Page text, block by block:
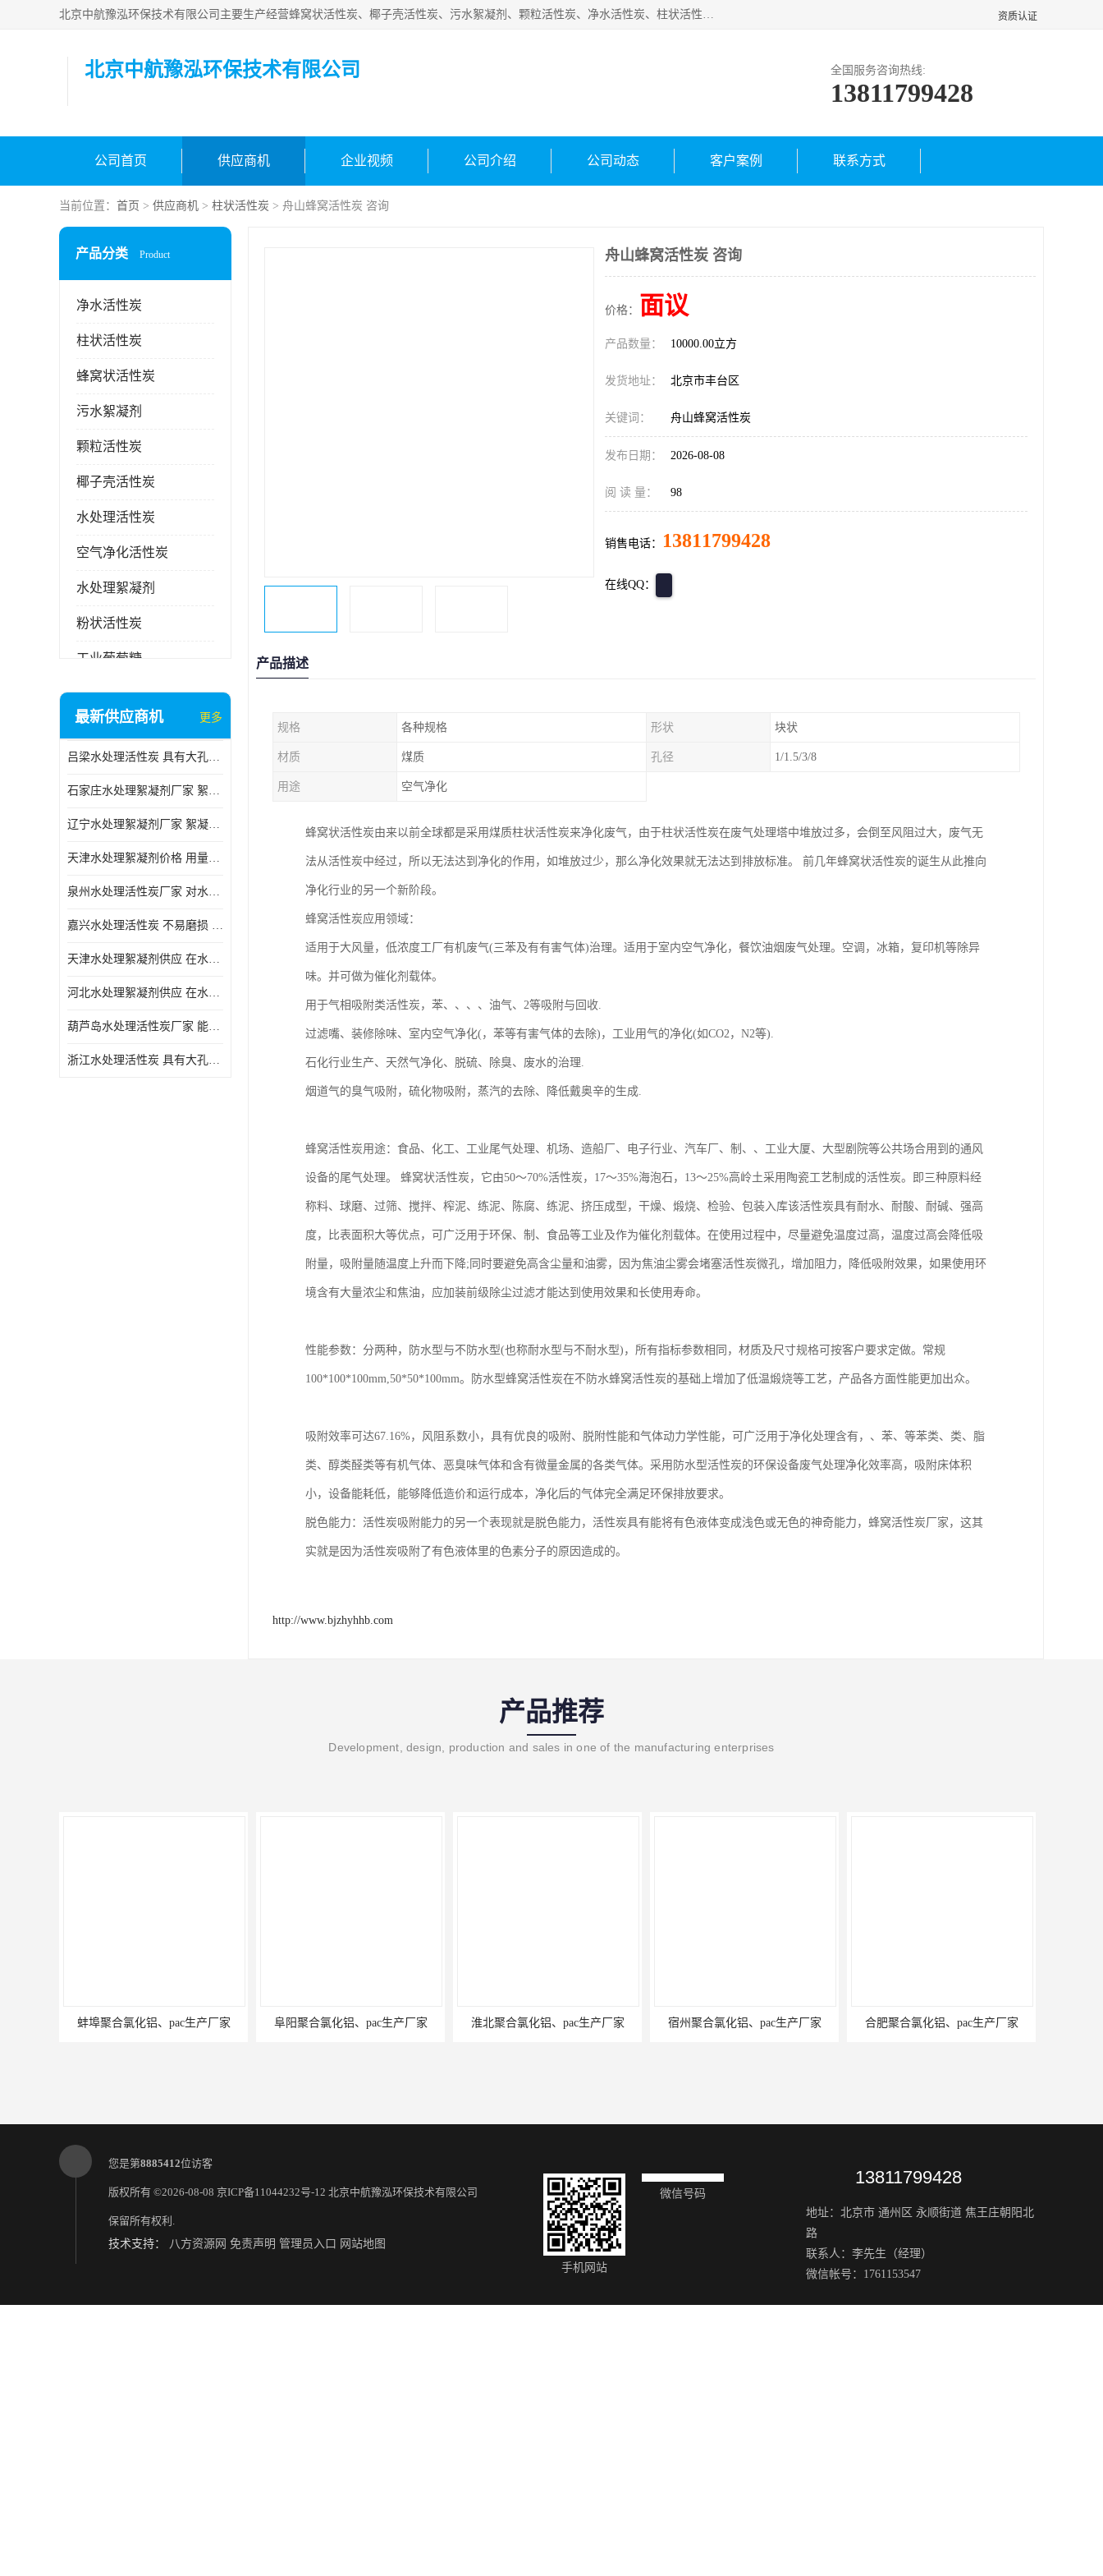
北京中航豫泓环保技术有限公司主要生产经营蜂窝状活性炭、椰子壳活性炭、污水絮凝剂、颗粒活性炭、净水活性炭、柱状活性炭等水处理和空气净化产品，品质信赖、服务保障。是您理想的合作伙伴。欢迎来电咨询！ 资质认证
北京中航豫泓环保技术有限公司 全国服务咨询热线:
13811799428
公司首页 供应商机 企业视频 公司介绍 公司动态 客户案例 联系方式
当前位置： 首页 > 供应商机 > 柱状活性炭 > 舟山蜂窝活性炭 咨询
产品分类 Product
净水活性炭
柱状活性炭
蜂窝状活性炭
污水絮凝剂
颗粒活性炭
椰子壳活性炭
水处理活性炭
空气净化活性炭
水处理絮凝剂
粉状活性炭
工业葡萄糖
废气处理活性炭
块状活性炭
最新供应商机 更多
吕梁水处理活性炭 具有大孔结构 适用于多种水处理工艺和需求
石家庄水处理絮凝剂厂家 絮凝速度快 便于后续的沉淀和过滤处理
辽宁水处理絮凝剂厂家 絮凝效果好 使水质得到明显的改善
天津水处理絮凝剂价格 用量相对较少 便于后续的沉淀和过滤处理
泉州水处理活性炭厂家 对水中的微小颗粒有较好的去除效果
嘉兴水处理活性炭 不易磨损 碎裂和粉化 能够吸附大分子有机物
天津水处理絮凝剂供应 在水中的稳定性较好 絮凝速度快
河北水处理絮凝剂供应 在水中的稳定性较好 用量相对较少
葫芦岛水处理活性炭厂家 能够吸附大分子有机物 可再生能力较强
浙江水处理活性炭 具有大孔结构 具有较高的吸附能力
舟山蜂窝活性炭 咨询
价格： 面议
产品数量： 10000.00立方
发货地址： 北京市丰台区
关键词： 舟山蜂窝活性炭
发布日期： 2026-08-08
阅 读 量： 98
销售电话： 13811799428
在线QQ：
产品描述
规格 各种规格 形状 块状
材质 煤质 孔径 1/1.5/3/8
用途 空气净化
蜂窝状活性炭由来以前全球都是采用煤质柱状活性炭来净化废气，由于柱状活性炭在废气处理塔中堆放过多，会倒至风阻过大，废气无
法从活性炭中经过，所以无法达到净化的作用，如堆放过少，那么净化效果就无法达到排放标准。 前几年蜂窝状活性炭的诞生从此推向
净化行业的另一个新阶段。
蜂窝活性炭应用领域：
适用于大风量，低浓度工厂有机废气(三苯及有有害气体)治理。适用于室内空气净化，餐饮油烟废气处理。空调，冰箱，复印机等除异
味。并可做为催化剂载体。
用于气相吸附类活性炭，苯、、、、油气、2等吸附与回收.
过滤嘴、装修除味、室内空气净化(，苯等有害气体的去除)，工业用气的净化(如CO2，N2等).
石化行业生产、天然气净化、脱硫、除臭、废水的治理.
烟道气的臭气吸附，硫化物吸附，蒸汽的去除、降低戴奥辛的生成.
蜂窝活性炭用途：食品、化工、工业尾气处理、机场、造船厂、电子行业、汽车厂、制、、工业大厦、大型剧院等公共场合用到的通风
设备的尾气处理。 蜂窝状活性炭，它由50～70%活性炭，17～35%海泡石，13～25%高岭土采用陶瓷工艺制成的活性炭。即三种原料经
称料、球磨、过筛、搅拌、榨泥、练泥、陈腐、练泥、挤压成型，干燥、煅烧、检验、包装入库该活性炭具有耐水、耐酸、耐碱、强高
度，比表面积大等优点，可广泛用于环保、制、食品等工业及作为催化剂载体。在使用过程中，尽量避免温度过高，温度过高会降低吸
附量，吸附量随温度上升而下降;同时要避免高含尘量和油雾，因为焦油尘雾会堵塞活性炭微孔，增加阻力，降低吸附效果，如果使用环
境含有大量浓尘和焦油，应加装前级除尘过滤才能达到使用效果和长使用寿命。
性能参数：分两种，防水型与不防水型(也称耐水型与不耐水型)，所有指标参数相同，材质及尺寸规格可按客户要求定做。常规
100*100*100mm,50*50*100mm。防水型蜂窝活性炭在不防水蜂窝活性炭的基础上增加了低温煅烧等工艺，产品各方面性能更加出众。
吸附效率可达67.16%，风阻系数小，具有优良的吸附、脱附性能和气体动力学性能，可广泛用于净化处理含有，、苯、等苯类、类、脂
类、醇类醛类等有机气体、恶臭味气体和含有微量金属的各类气体。采用防水型活性炭的环保设备废气处理净化效率高，吸附床体积
小，设备能耗低，能够降低造价和运行成本，净化后的气体完全满足环保排放要求。
脱色能力：活性炭吸附能力的另一个表现就是脱色能力，活性炭具有能将有色液体变成浅色或无色的神奇能力，蜂窝活性炭厂家，这其
实就是因为活性炭吸附了有色液体里的色素分子的原因造成的。
http://www.bjzhyhhb.com
产品推荐
Development, design, production and sales in one of the manufacturing enterprises
蚌埠聚合氯化铝、pac生产厂家 阜阳聚合氯化铝、pac生产厂家 淮北聚合氯化铝、pac生产厂家 宿州聚合氯化铝、pac生产厂家 合肥聚合氯化铝、pac生产厂家
安徽聚合氯化铝、pac生产厂家 苏州聚合氯化铝、pac生产厂家 无锡聚合氯化铝、pac生产厂家 常州聚合氯化铝、pac生产厂家 镇江聚合氯化铝、pac生产厂家
您是第8885412位访客
版权所有 ©2026-08-08 京ICP备11044232号-12 北京中航豫泓环保技术有限公司
保留所有权利.
技术支持： 八方资源网 免责声明 管理员入口 网站地图
手机网站
微信号码
13811799428
地址：北京市 通州区 永顺街道 焦王庄朝阳北
路
联系人：李先生 （经理）
微信帐号：1761153547